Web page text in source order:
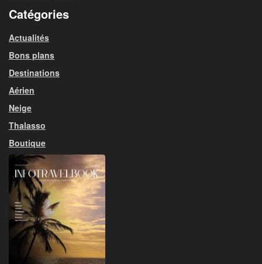
Catégories
Actualités
Bons plans
Destinations
Aérien
Neige
Thalasso
Boutique